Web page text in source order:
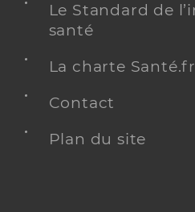
Le Standard de
santé
La charte
Contact
Plan du site